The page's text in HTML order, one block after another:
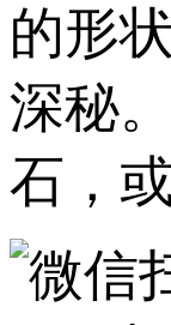
的形
深秘
石，